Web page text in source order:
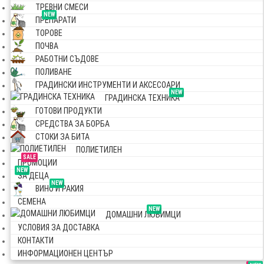
ТРЕВНИ СМЕСИ
NEW
ПРЕПАРАТИ
ТОРОВЕ
ПОЧВА
РАБОТНИ СЪДОВЕ
ПОЛИВАНЕ
ГРАДИНСКИ ИНСТРУМЕНТИ И АКСЕСОАРИ
NEW
ГРАДИНСКА ТЕХНИКА
ГОТОВИ ПРОДУКТИ
СРЕДСТВА ЗА БОРБА
СТОКИ ЗА БИТА
ПОЛИЕТИЛЕН
SALE
ПРОМОЦИИ
NEW
ЗА ДЕЦА
NEW
ВИНО И РАКИЯ
СЕМЕНА
NEW
ДОМАШНИ ЛЮБИМЦИ
УСЛОВИЯ ЗА ДОСТАВКА
КОНТАКТИ
ИНФОРМАЦИОНЕН ЦЕНТЪР